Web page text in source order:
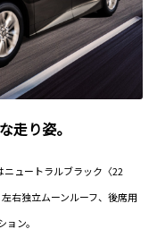
走り姿。
ュートラルブラック〈22
右独立ムーンルーフ、後席用
ン。